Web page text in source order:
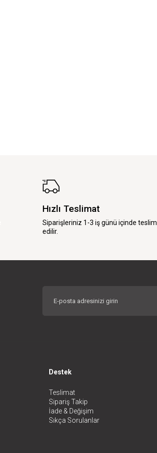
Hızlı Teslimat
Siparişleriniz 1-3 iş günü içinde teslim
edilir.
Destek
Teslimat
Sipariş Takip
İade & Değişim
Sıkça Sorulanlar